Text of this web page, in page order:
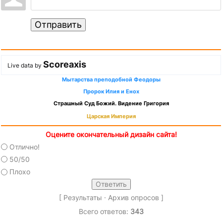
Отправить
Live data by Scoreaxis
Мытарства преподобной Феодоры
Пророк Илия и Енох
Страшный Суд Божий. Видение Григория
Царская Империя
Оцените окончательный дизайн сайта!
Отлично!
50/50
Плохо
[ Результаты · Архив опросов ]
Всего ответов: 343